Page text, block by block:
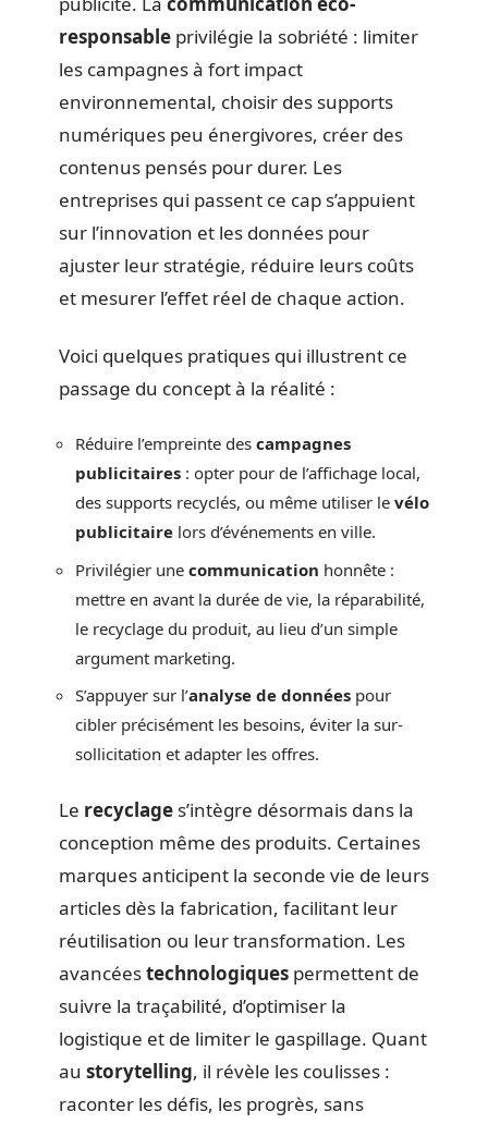
responsable privilégie la sobriété : limiter
les campagnes à fort impact
environnemental, choisir des supports
numériques peu énergivores, créer des
contenus pensés pour durer. Les
entreprises qui passent ce cap s’appuient
sur l’innovation et les données pour
ajuster leur stratégie, réduire leurs coûts
et mesurer l’effet réel de chaque action.
Voici quelques pratiques qui illustrent ce
passage du concept à la réalité :
Réduire l’empreinte des campagnes
publicitaires : opter pour de l’affichage local,
des supports recyclés, ou même utiliser le vélo
publicitaire lors d’événements en ville.
Privilégier une communication honnête :
mettre en avant la durée de vie, la réparabilité,
le recyclage du produit, au lieu d’un simple
argument marketing.
S’appuyer sur l’analyse de données pour
cibler précisément les besoins, éviter la sur-
sollicitation et adapter les offres.
Le recyclage s’intègre désormais dans la
conception même des produits. Certaines
marques anticipent la seconde vie de leurs
articles dès la fabrication, facilitant leur
réutilisation ou leur transformation. Les
avancéestechnologiques permettent de
suivre la traçabilité, d’optimiser la
logistique et de limiter le gaspillage. Quant
au storytelling, il révèle les coulisses :
raconter les défis, les progrès, sans